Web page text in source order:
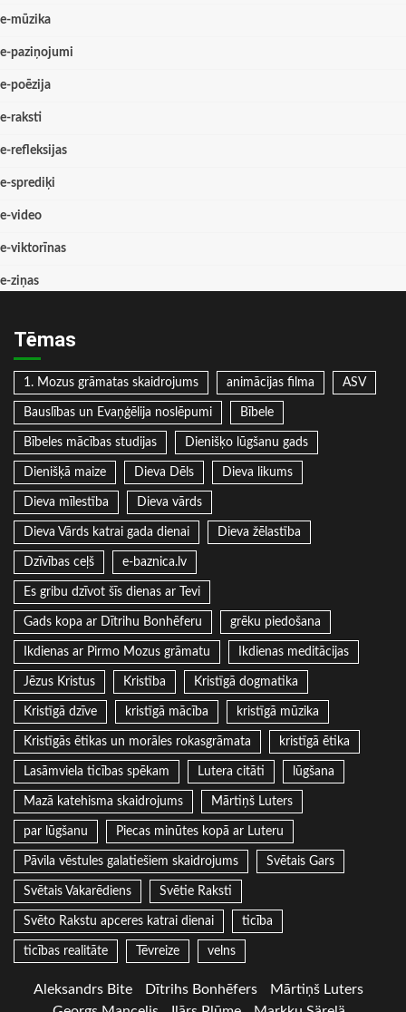
e-mūzika
e-paziņojumi
e-poēzija
e-raksti
e-refleksijas
e-sprediķi
e-video
e-viktorīnas
e-ziņas
Tēmas
1. Mozus grāmatas skaidrojums animācijas filma ASV
Bauslības un Evaņģēlija noslēpumi Bībele
Bībeles mācības studijas Dienišķo lūgšanu gads
Dienišķā maize Dieva Dēls Dieva likums
Dieva mīlestība Dieva vārds
Dieva Vārds katrai gada dienai Dieva žēlastība
Dzīvības ceļš e-baznica.lv
Es gribu dzīvot šīs dienas ar Tevi
Gads kopa ar Dītrihu Bonhēferu grēku piedošana
Ikdienas ar Pirmo Mozus grāmatu Ikdienas meditācijas
Jēzus Kristus Kristība Kristīgā dogmatika
Kristīgā dzīve kristīgā mācība kristīgā mūzika
Kristīgās ētikas un morāles rokasgrāmata kristīgā ētika
Lasāmviela ticības spēkam Lutera citāti lūgšana
Mazā katehisma skaidrojums Mārtiņš Luters
par lūgšanu Piecas minūtes kopā ar Luteru
Pāvila vēstules galatiešiem skaidrojums Svētais Gars
Svētais Vakarēdiens Svētie Raksti
Svēto Rakstu apceres katrai dienai ticība
ticības realitāte Tēvreize velns
Aleksandrs Bite Dītrihs Bonhēfers
Mārtiņš Luters